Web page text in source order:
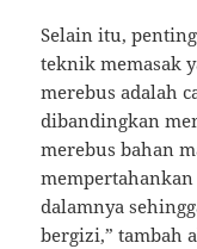
Selain itu,
teknik memasak
merebus adalah
dibandingkan
merebus bahan
dalamnya
bergizi,” tambah